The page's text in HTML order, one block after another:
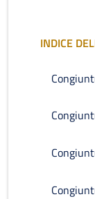
INDICE